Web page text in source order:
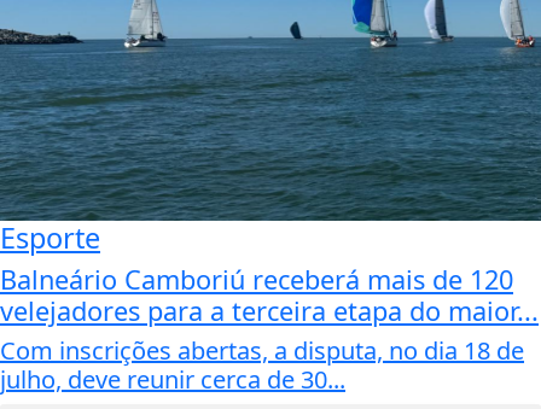
Esporte
Balneário Camboriú receberá mais de 120
velejadores para a terceira etapa do maior...
Com inscrições abertas, a disputa, no dia 18 de
julho, deve reunir cerca de 30...